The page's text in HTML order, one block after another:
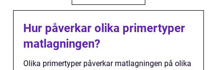
Hur påverkar olika primertyper
matlagningen?
Olika primertyper påverkar matlagningen på olika